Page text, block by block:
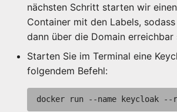
nächsten Schritt starten wir
Container mit den Labels,
dann über die Domain erreichbar
Starten Sie im Terminal eine
folgendem Befehl: